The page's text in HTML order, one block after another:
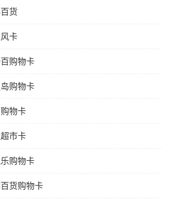
货
卡
购物卡
购物卡
物卡
市卡
购物卡
货购物卡